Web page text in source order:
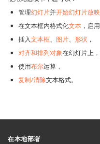
管理幻灯片并开始幻灯片放映
在文本框内格式化文本 ，启用
插入文本框、 图片、 形状 ，
对齐和排列对象在幻灯片上，
使用布尔运算，
复制/清除文本格式。
在本地部署